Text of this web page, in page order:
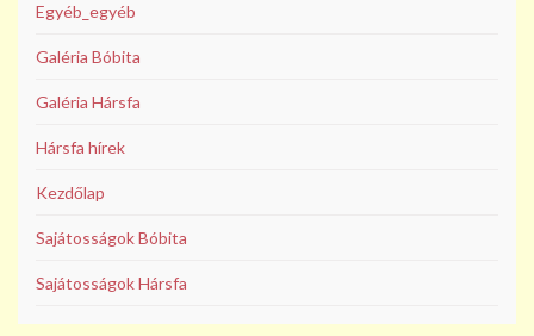
Egyéb_egyéb
Galéria Bóbita
Galéria Hársfa
Hársfa hírek
Kezdőlap
Sajátosságok Bóbita
Sajátosságok Hársfa